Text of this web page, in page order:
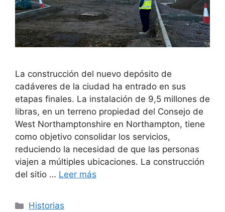
La construcción del nuevo depósito de
cadáveres de la ciudad ha entrado en sus
etapas finales. La instalación de 9,5 millones de
libras, en un terreno propiedad del Consejo de
West Northamptonshire en Northampton, tiene
como objetivo consolidar los servicios,
reduciendo la necesidad de que las personas
viajen a múltiples ubicaciones. La construcción
del sitio … Leer más
Categorías
Historias